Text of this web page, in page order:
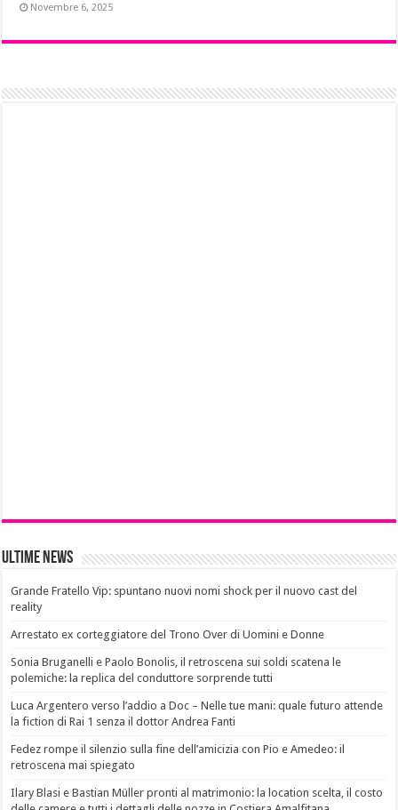
Novembre 6, 2025
Ultime News
Grande Fratello Vip: spuntano nuovi nomi shock per il nuovo cast del
reality
Arrestato ex corteggiatore del Trono Over di Uomini e Donne
Sonia Bruganelli e Paolo Bonolis, il retroscena sui soldi scatena le
polemiche: la replica del conduttore sorprende tutti
Luca Argentero verso l’addio a Doc – Nelle tue mani: quale futuro attende
la fiction di Rai 1 senza il dottor Andrea Fanti
Fedez rompe il silenzio sulla fine dell’amicizia con Pio e Amedeo: il
retroscena mai spiegato
Ilary Blasi e Bastian Müller pronti al matrimonio: la location scelta, il costo